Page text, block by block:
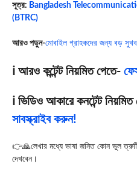
সূত্র: Bangladesh
(BTRC)
আরও পড়ুন-মোবাইল গ্রাহকদের জন্য বড়
ℹ️ আরও কন্টেন্ট নিয়মিত পেতে-
ℹ️ ভিডিও আকারে কনটেন্ট
সাবস্ক্রাইব করুন!
👉🙏লেখার মধ্যে ভাষা জনিত কোন ভুল ত্রুটি
দেখবেন।